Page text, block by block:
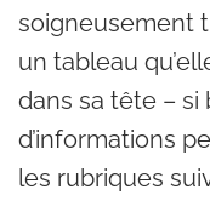
soigneusement
un tableau
dans sa tête –
d’informations
les rubriques